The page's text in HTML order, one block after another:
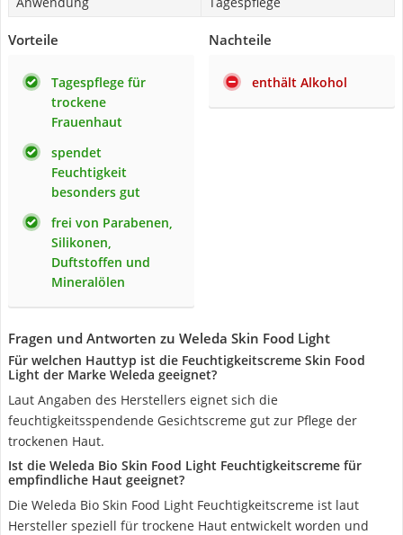
Vorteile
Tagespflege für
trockene
Frauenhaut
spendet
Feuchtigkeit
besonders gut
frei von Parabenen,
Silikonen,
Duftstoffen und
Mineralölen
Nachteile
enthält Alkohol
Fragen und Antworten zu Weleda Skin Food Light
Für welchen Hauttyp ist die Feuchtigkeitscreme Skin Food
Light der Marke Weleda geeignet?
Laut Angaben des Herstellers eignet sich die
feuchtigkeitsspendende Gesichtscreme gut zur Pflege der
trockenen Haut.
Ist die Weleda Bio Skin Food Light Feuchtigkeitscreme für
empfindliche Haut geeignet?
Die Weleda Bio Skin Food Light Feuchtigkeitscreme ist laut
Hersteller speziell für trockene Haut entwickelt worden und